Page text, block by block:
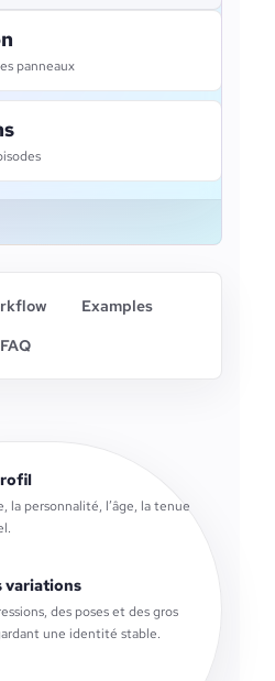
panneaux
Examples
FAQ
la personnalité, l’âge, la tenue
variations
des poses et des gros
une identité stable.